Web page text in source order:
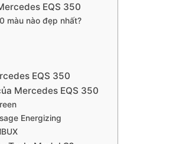
EQS 350
màu nào đẹp nhất?
EQS 350
Mercedes EQS 350
Energizing